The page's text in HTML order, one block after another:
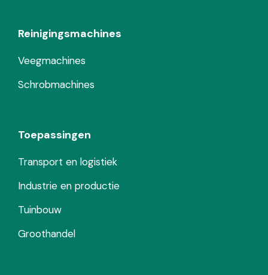
Reinigingsmachines
Veegmachines
Schrobmachines
Toepassingen
Transport en logistiek
Industrie en productie
Tuinbouw
Groothandel